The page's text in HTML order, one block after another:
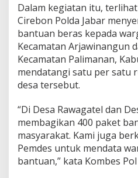
t
e
l
D
a
n
D
C
i
a
w
Dalam kegiatan itu,
Cirebon Polda Jabar
bantuan beras kepada
Kecamatan Arjawinangun
Kecamatan Palimanan,
mendatangi satu per satu
desa tersebut.
“Di Desa Rawagatel dan
membagikan 400 paket
masyarakat. Kami juga
Pemdes untuk mendata
bantuan,” kata Kombes